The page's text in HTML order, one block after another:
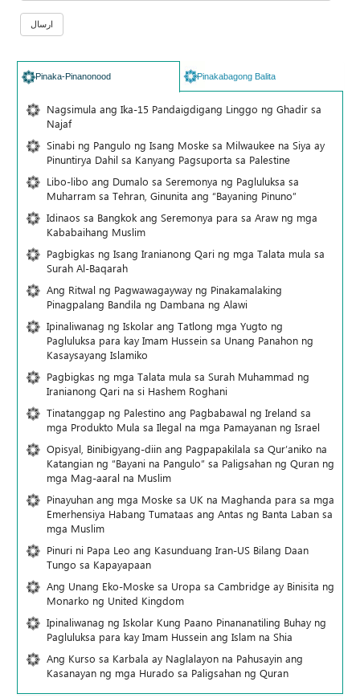
Pinaka-Pinanonood Pinakabagong Balita
Nagsimula ang Ika-15 Pandaigdigang Linggo ng Ghadir sa
Najaf
Sinabi ng Pangulo ng Isang Moske sa Milwaukee na Siya ay
Pinuntirya Dahil sa Kanyang Pagsuporta sa Palestine
Libo-libo ang Dumalo sa Seremonya ng Pagluluksa sa
Muharram sa Tehran, Ginunita ang “Bayaning Pinuno”
Idinaos sa Bangkok ang Seremonya para sa Araw ng mga
Kababaihang Muslim
Pagbigkas ng Isang Iranianong Qari ng mga Talata mula sa
Surah Al-Baqarah
Ang Ritwal ng Pagwawagayway ng Pinakamalaking
Pinagpalang Bandila ng Dambana ng Alawi
Ipinaliwanag ng Iskolar ang Tatlong mga Yugto ng
Pagluluksa para kay Imam Hussein sa Unang Panahon ng
Kasaysayang Islamiko
Pagbigkas ng mga Talata mula sa Surah Muhammad ng
Iranianong Qari na si Hashem Roghani
Tinatanggap ng Palestino ang Pagbabawal ng Ireland sa
mga Produkto Mula sa Ilegal na mga Pamayanan ng Israel
Opisyal, Binibigyang-diin ang Pagpapakilala sa Qur’aniko na
Katangian ng “Bayani na Pangulo” sa Paligsahan ng Quran ng
mga Mag-aaral na Muslim
Pinayuhan ang mga Moske sa UK na Maghanda para sa mga
Emerhensiya Habang Tumataas ang Antas ng Banta Laban sa
mga Muslim
Pinuri ni Papa Leo ang Kasunduang Iran-US Bilang Daan
Tungo sa Kapayapaan
Ang Unang Eko-Moske sa Uropa sa Cambridge ay Binisita ng
Monarko ng United Kingdom
Ipinaliwanag ng Iskolar Kung Paano Pinananatiling Buhay ng
Pagluluksa para kay Imam Hussein ang Islam na Shia
Ang Kurso sa Karbala ay Naglalayon na Pahusayin ang
Kasanayan ng mga Hurado sa Paligsahan ng Quran